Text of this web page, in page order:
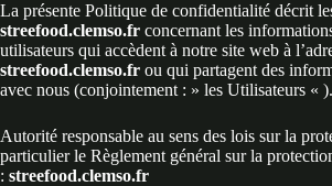
La présente Politique de confidentialité décrit
streefood.clemso.fr concernant les
utilisateurs qui accèdent à notre site web à
streefood.clemso.fr ou qui partagent des
avec nous (conjointement : » les Utilisateurs « ).
Autorité responsable au sens des lois sur la
particulier le Règlement général sur la
: streefood.clemso.fr